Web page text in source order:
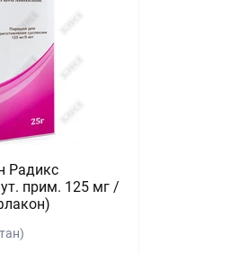
Радикс
прим. 125 мг /